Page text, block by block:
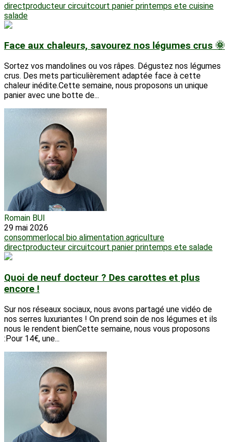
directproducteur circuitcourt panier printemps ete cuisine
salade
Face aux chaleurs, savourez nos légumes crus 🌞
Sortez vos mandolines ou vos râpes. Dégustez nos légumes
crus. Des mets particulièrement adaptée face à cette
chaleur inédite.Cette semaine, nous proposons un unique
panier avec une botte de...
Romain BUI
29 mai 2026
consommerlocal bio alimentation agriculture
directproducteur circuitcourt panier printemps ete salade
Quoi de neuf docteur ? Des carottes et plus
encore !
Sur nos réseaux sociaux, nous avons partagé une vidéo de
nos serres luxuriantes ! On prend soin de nos légumes et ils
nous le rendent bienCette semaine, nous vous proposons
:Pour 14€, une...